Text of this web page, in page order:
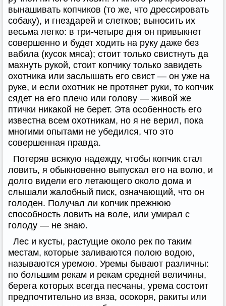
вынашивать копчиков (то же, что дрессировать
собаку), и гнездарей и слетков; выносить их
весьма легко: в три-четыре дня он привыкнет
совершенно и будет ходить на руку даже без
вабила (кусок мяса); стоит только свистнуть да
махнуть рукой, стоит копчику только завидеть
охотника или заслышать его свист — он уже на
руке, и если охотник не протянет руки, то копчик
сядет на его плечо или голову — живой же
птички никакой не берет. Эта особенность его
известна всем охотникам, но я не верил, пока
многими опытами не убедился, что это
совершенная правда.
Потеряв всякую надежду, чтобы копчик стал
ловить, я обыкновенно выпускал его на волю, и
долго видели его летающего около дома и
слышали жалобный писк, означающий, что он
голоден. Получал ли копчик прежнюю
способность ловить на воле, или умирал с
голоду — не знаю.
Лес и кусты, растущие около рек по таким
местам, которые заливаются полою водою,
называются уремою. Уремы бывают различны:
по большим рекам и рекам средней величины,
берега которых всегда песчаны, урема состоит
предпочтительно из вяза, осокоря, ракиты или